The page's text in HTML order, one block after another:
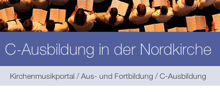
C-Ausbildung in der Nordkirche
Sie
befinden
Kirchenmusikportal Aus- und Fortbildung C-Ausbildung